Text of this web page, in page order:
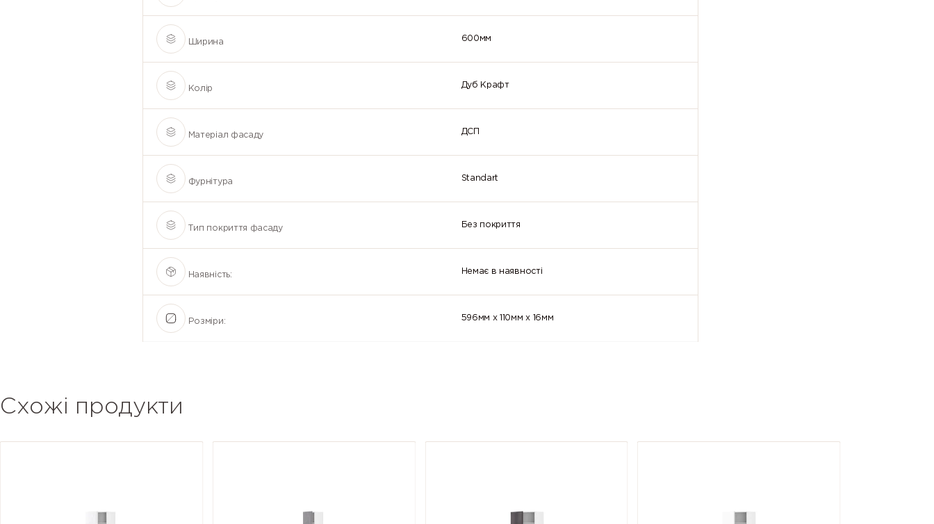
Ширина 600мм
Колір Дуб Крафт
Матеріал фасаду ДСП
Фурнітура Standart
Тип покриття фасаду Без покриття
Наявність: Немає в наявності
Розміри: 596мм x 110мм x 16мм
Схожі продукти